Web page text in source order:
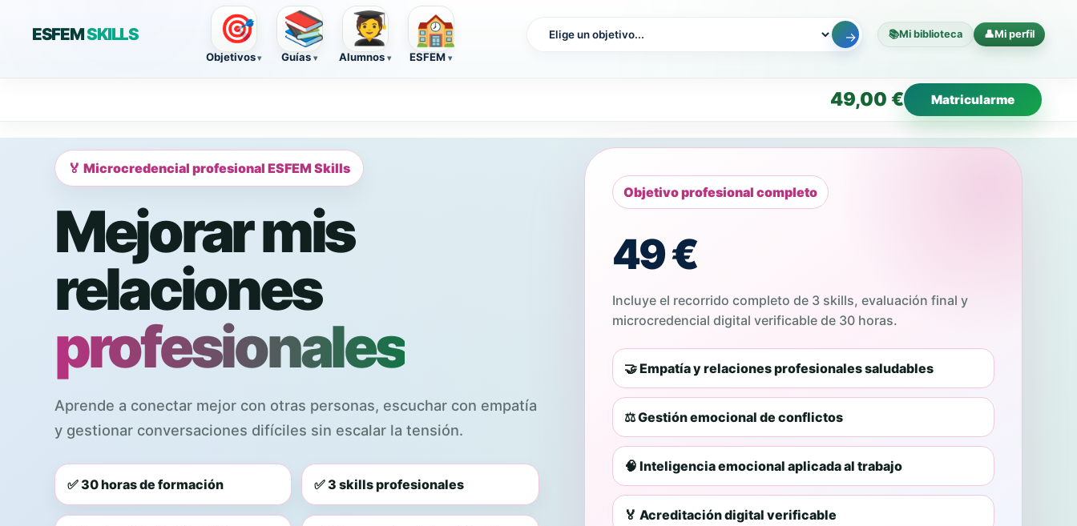
ESFEMSKILLS 🎯
Objetivos
📚
Guías
🧑‍🎓
Alumnos
🏫
ESFEM
→ 📚Mi biblioteca 👤Mi perfil
49,00 € Matricularme
🏅 Microcredencial profesional ESFEM Skills
Mejorar mis
relaciones
profesionales
Aprende a conectar mejor con otras personas, escuchar con empatía
y gestionar conversaciones difíciles sin escalar la tensión.
✅ 30 horas de formación ✅ 3 skills profesionales
Objetivo profesional completo
49 €
Incluye el recorrido completo de 3 skills, evaluación final y
microcredencial digital verificable de 30 horas.
🤝 Empatía y relaciones profesionales saludables
⚖️ Gestión emocional de conflictos
🧠 Inteligencia emocional aplicada al trabajo
🏅 Acreditación digital verificable